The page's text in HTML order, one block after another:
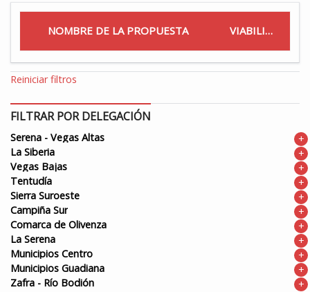
NOMBRE DE LA PROPUESTA VIABILIDAD
Reiniciar filtros
FILTRAR POR DELEGACIÓN